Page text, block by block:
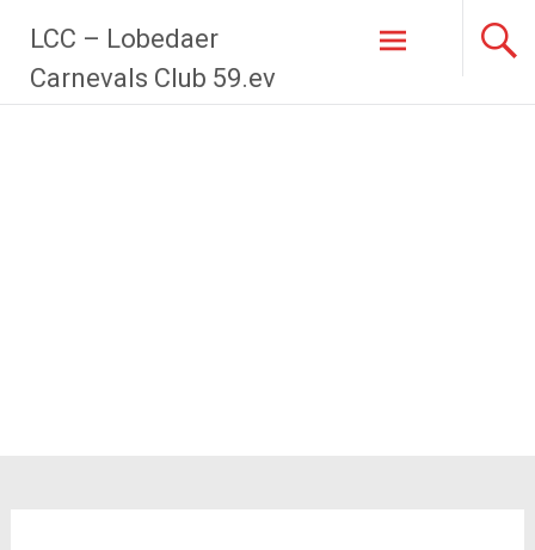
Inhalt
springen
LCC – Lobedaer
Carnevals Club 59.ev